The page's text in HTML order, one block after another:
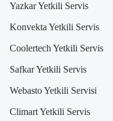
Yazkar Yetkili Servis
Konvekta Yetkili Servis
Coolertech Yetkili Servis
Safkar Yetkili Servis
Webasto Yetkili Servisi
Climart Yetkili Servis